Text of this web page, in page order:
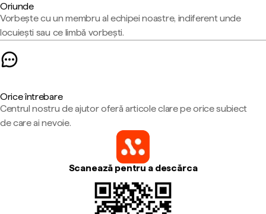
Oriunde
Vorbește cu un membru al echipei noastre, indiferent unde
locuiești sau ce limbă vorbești.
Orice întrebare
Centrul nostru de ajutor oferă articole clare pe orice subiect
de care ai nevoie.
Scanează pentru a descărca